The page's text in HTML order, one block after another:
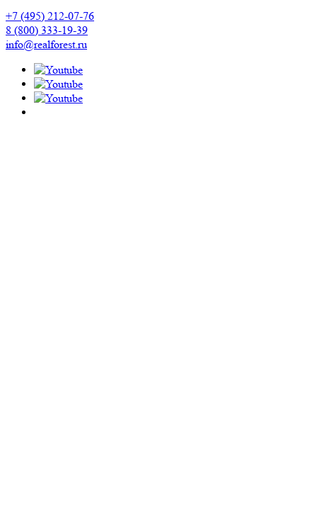
+7 (495) 212-07-76
8 (800) 333-19-39
info@realforest.ru